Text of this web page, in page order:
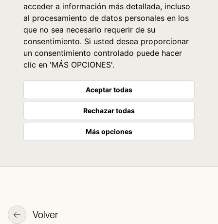
acceder a información más detallada, incluso
al procesamiento de datos personales en los
que no sea necesario requerir de su
consentimiento. Si usted desea proporcionar
un consentimiento controlado puede hacer
clic en 'MÁS OPCIONES'.
Aceptar todas
Rechazar todas
Más opciones
Volver